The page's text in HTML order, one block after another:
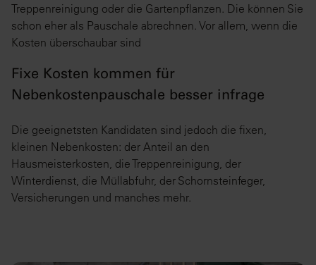
Treppenreinigung oder die Gartenpflanzen. Die können Sie
schon eher als Pauschale abrechnen. Vor allem, wenn die
Kosten überschaubar sind
Fixe Kosten kommen für
Nebenkostenpauschale besser infrage
Die geeignetsten Kandidaten sind jedoch die fixen,
kleinen Nebenkosten: der Anteil an den
Hausmeisterkosten, die Treppenreinigung, der
Winterdienst, die Müllabfuhr, der Schornsteinfeger,
Versicherungen und manches mehr.